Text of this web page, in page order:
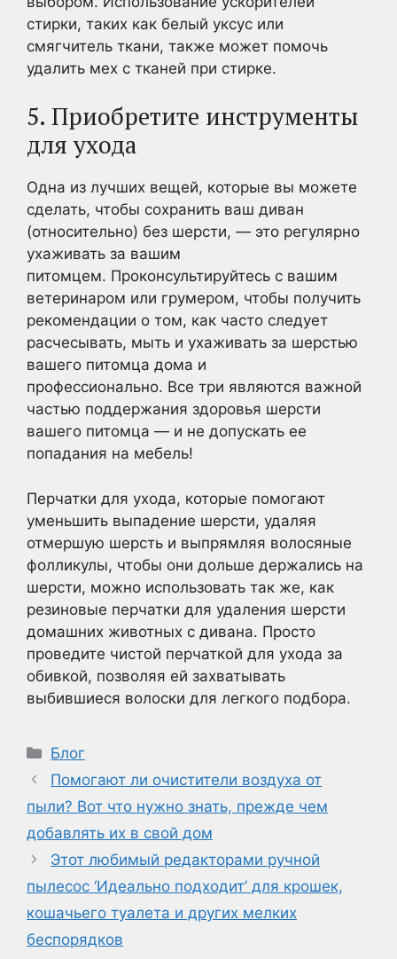
стирки, таких как белый уксус или
смягчитель ткани, также может помочь
удалить мех с тканей при стирке.
5. Приобретите инструменты
для ухода
Одна из лучших вещей, которые вы можете
сделать, чтобы сохранить ваш диван
(относительно) без шерсти, — это регулярно
ухаживать за вашим
питомцем. Проконсультируйтесь с вашим
ветеринаром или грумером, чтобы получить
рекомендации о том, как часто следует
расчесывать, мыть и ухаживать за шерстью
вашего питомца дома и
профессионально. Все три являются важной
частью поддержания здоровья шерсти
вашего питомца — и не допускать ее
попадания на мебель!
Перчатки для ухода, которые помогают
уменьшить выпадение шерсти, удаляя
отмершую шерсть и выпрямляя волосяные
фолликулы, чтобы они дольше держались на
шерсти, можно использовать так же, как
резиновые перчатки для удаления шерсти
домашних животных с дивана. Просто
проведите чистой перчаткой для ухода за
обивкой, позволяя ей захватывать
выбившиеся волоски для легкого подбора.
Рубрики
Блог
Помогают ли очистители воздуха от
пыли? Вот что нужно знать, прежде чем
добавлять их в свой дом
Этот любимый редакторами ручной
пылесос ‘Идеально подходит’ для крошек,
кошачьего туалета и других мелких
беспорядков